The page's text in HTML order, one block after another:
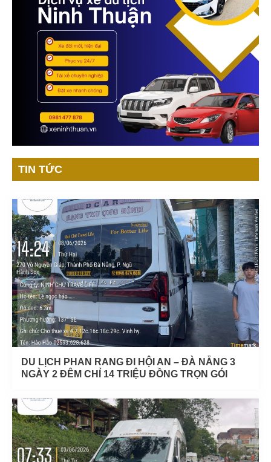
TIN TỨC
DU LỊCH PHAN RANG ĐI HỘI AN – ĐÀ NẴNG 3
NGÀY 2 ĐÊM CHỈ 14 TRIỆU ĐỒNG TRỌN GÓI